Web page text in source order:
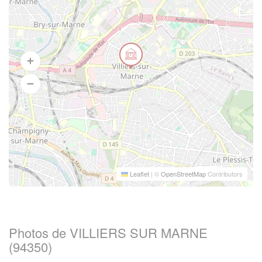
Leaflet | ©OpenStreetMapContributors
Photos de VILLIERS SUR MARNE
(94350)